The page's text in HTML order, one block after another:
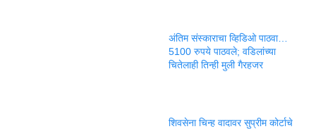
अंतिम संस्काराचा व्हिडिओ पाठवा…
5100 रुपये पाठवले; वडिलांच्या
चितेलाही तिन्ही मुली गैरहजर
शिवसेना चिन्ह वादावर सुप्रीम कोर्टाचे